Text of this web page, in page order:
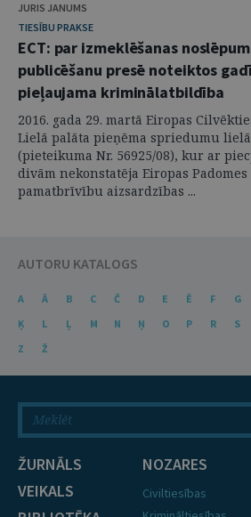
JURIS JANUMS
TIESĪBU PRAKSE
ECT: par izmeklēšanas
publicēšanu presē noteiktos
pieļaujama kriminālatbildība
2016. gada 29. martā Eiropas
Lielā palāta pieņēma spriedumu
(pieteikuma Nr. 56925/08), kur ar
divām nekonstatēja Eiropas
pamatbrīvību aizsardzības ...
AUTORU KATALOGS
A Ā B C Č D E Ē F G
Ķ
L Ļ M N Ņ O P R S
Z
Ž
ŽURNĀLS
VEIKALS
NOZARES
Civiltiesības